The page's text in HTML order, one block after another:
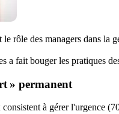
rôle des managers dans la
fait bouger les pratiques
» permanent
à gérer l'urgence